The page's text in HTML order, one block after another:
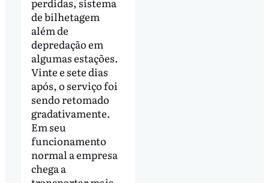
de bilhetagem
além de
depredação em
algumas estações.
Vinte e sete dias
após, o serviço foi
sendo retomado
gradativamente.
Em seu
funcionamento
normal a empresa
chega a